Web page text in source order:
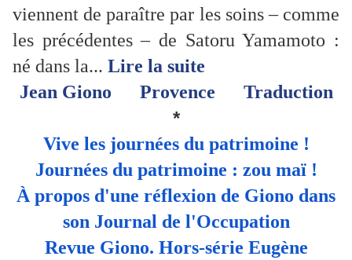
viennent de paraître par les soins – comme
les précédentes – de Satoru Yamamoto :
né dans la... Lire la suite
Jean Giono
Provence Traduction
*
Vive les journées du patrimoine !
Journées du patrimoine : zou maï !
À propos d'une réflexion de Giono dans
son Journal de l'Occupation
Revue Giono. Hors-série Eugène